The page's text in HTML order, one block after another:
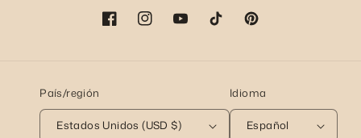
FacebookInstagramYouTubeTikTokPinterest
País/región
Estados Unidos (USD $)
Idioma
Español